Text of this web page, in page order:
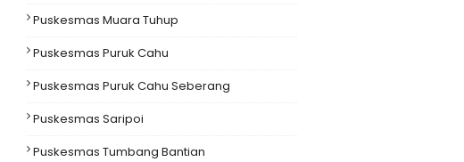
Puskesmas Muara Tuhup
Puskesmas Puruk Cahu
Puskesmas Puruk Cahu Seberang
Puskesmas Saripoi
Puskesmas Tumbang Bantian